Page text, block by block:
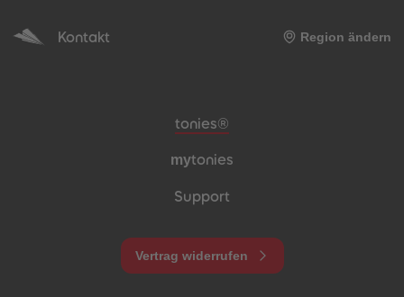
Kontakt Region ändern
Meta-Navigation Footer
tonies®
mytonies
Support
Vertrag widerrufen